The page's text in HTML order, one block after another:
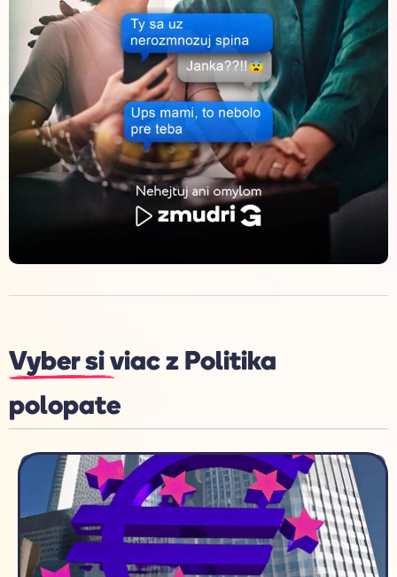
Vyber si viac zPolitika
polopate